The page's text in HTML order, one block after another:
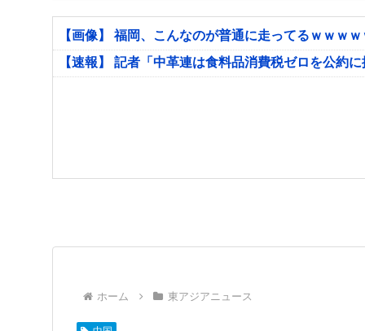
【画像】 福岡、こんなのが普通に走ってるｗｗｗ
【速報】 記者「中革連は食料品消費税ゼロを公約
ホーム 東アジアニュース